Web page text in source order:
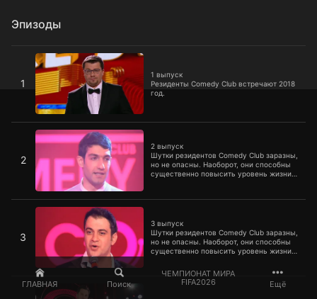
ГЛАВНАЯ Поиск
ЧЕМПИОНАТ МИРА
FIFA2026
Ещё
Эпизоды
1
1 выпуск
Резиденты Comedy Club встречают 2018
год.
1 выпуск
2
2 выпуск
Шутки резидентов Comedy Club заразны,
но не опасны. Наоборот, они способны
существенно повысить уровень жизни
евро падают со смеху, а настроение у
2 выпуск
3
3 выпуск
Шутки резидентов Comedy Club заразны,
но не опасны. Наоборот, они способны
существенно повысить уровень жизни
выпусков первого сезона даже доллар и
евро падают со смеху, а настроение у
нефти растет прямо на глазах.
3 выпуск
4 выпуск